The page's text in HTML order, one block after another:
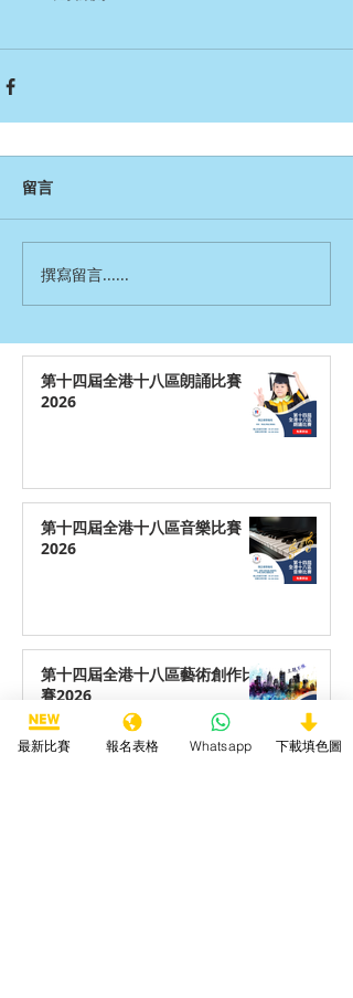
留言
撰寫留言......
第十四屆全港十八區朗誦比賽
2026
第十四屆全港十八區音樂比賽
2026
第十四屆全港十八區藝術創作比
賽2026
最新比賽 報名表格 Whatsapp 下載填色圖